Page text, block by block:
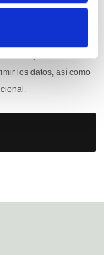
datos.
proveedor de
los datos, así como